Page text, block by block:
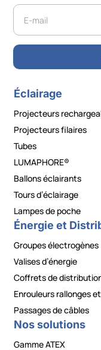
Newsletter
Éclairage
Projecteurs
Projecteurs filaires
Tubes
LUMAPHORE®
Ballons éclairants
Tours d’éclairage
Lampes de poche
Énergie et
Groupes électrogènes
Valises d’énergie
Coffrets de
Enrouleurs rallonges
Passages de câbles
Nos solutions
Gamme ATEX